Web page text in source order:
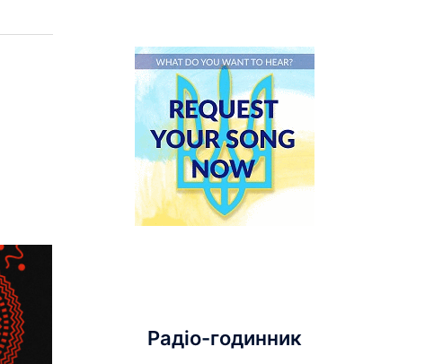
Радіо-годинник